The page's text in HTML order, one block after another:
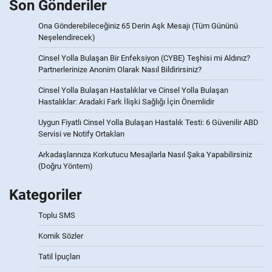
Son Gönderiler
Ona Gönderebileceğiniz 65 Derin Aşk Mesajı (Tüm Gününü
Neşelendirecek)
Cinsel Yolla Bulaşan Bir Enfeksiyon (CYBE) Teşhisi mi Aldınız?
Partnerlerinize Anonim Olarak Nasıl Bildirirsiniz?
Cinsel Yolla Bulaşan Hastalıklar ve Cinsel Yolla Bulaşan
Hastalıklar: Aradaki Fark İlişki Sağlığı İçin Önemlidir
Uygun Fiyatlı Cinsel Yolla Bulaşan Hastalık Testi: 6 Güvenilir ABD
Servisi ve Notify Ortakları
Arkadaşlarınıza Korkutucu Mesajlarla Nasıl Şaka Yapabilirsiniz
(Doğru Yöntem)
Kategoriler
Toplu SMS
Komik Sözler
Tatil İpuçları